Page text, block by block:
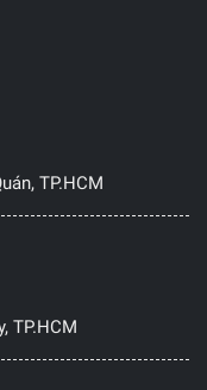
TP.HCM
TP.HCM